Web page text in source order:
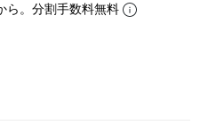
ら。分割手数料無料